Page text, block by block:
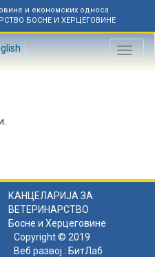
и економских односа
БОСНЕ И ХЕРЦЕГОВИНЕ
Toggle
КАНЦЕЛАРИЈА ЗА
ВЕТЕРИНАРСТВО
Босне и Херцеговине
Copyright © 2019
Веб развој : БитЛаб